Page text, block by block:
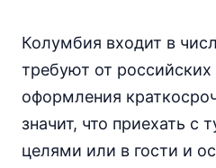
Колумбия входит в
требуют от
оформления
значит, что приехать с
целями или в гости и